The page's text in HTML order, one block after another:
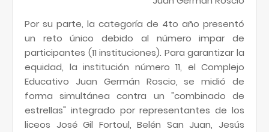
Por su parte, la categoría de 4to año presentó
un reto único debido al número impar de
participantes (11 instituciones). Para garantizar la
equidad, la institución número 11, el Complejo
Educativo Juan Germán Roscio, se midió de
forma simultánea contra un "combinado de
estrellas" integrado por representantes de los
liceos José Gil Fortoul, Belén San Juan, Jesús